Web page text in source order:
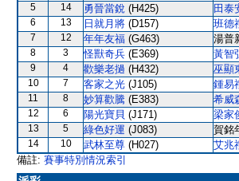
5
14 勇晉當銳 (H425) 田泰
6
13 日就月將 (D157) 班德
7
12 年年友福 (G463) 湯普
8
3 怪獸奇兵 (E369) 黃智
9
4 歡樂老撾 (H432) 巫顯
10
7 客家之光 (J105) 鍾易
11
8 妙算歡騰 (E383) 希威
12
6 陽光寶貝 (J171) 梁家
13
5 綠色好運 (J083) 賀銘
14
10 武林至尊 (H027) 艾兆
備註: 賽事特別情況索引